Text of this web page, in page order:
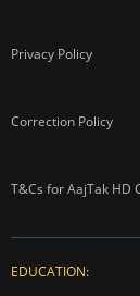
Privacy Policy
Correction Policy
T&Cs for AajTak HD
EDUCATION: